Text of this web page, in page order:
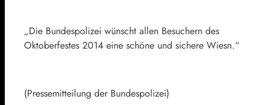
„Die Bundespolizei wünscht allen Besuchern des
Oktoberfestes 2014 eine schöne und sichere Wiesn.“
(Pressemitteilung der Bundespolizei)